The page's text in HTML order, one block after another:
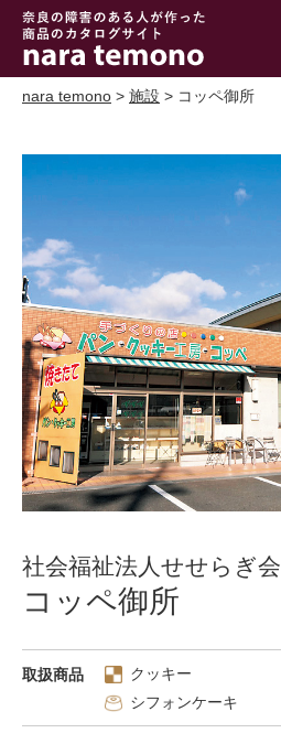
奈良で障害の
ある人の手作
り商品 nara
nara temono > 施設 > コッペ御所
社会福祉法人せせらぎ会
コッペ御所
取扱商品
クッキー
シフォンケーキ